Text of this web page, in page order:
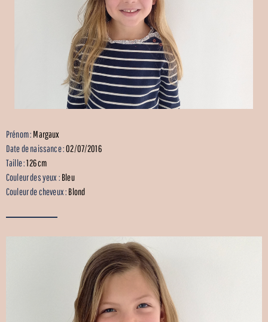
Prénom : Margaux
Date de naissance :02/07/2016
Taille :126 cm
Couleur des yeux : Bleu
Couleur de cheveux : Blond